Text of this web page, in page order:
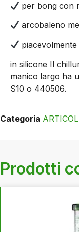
per bong con
arcobaleno
in silicone Il
manico largo ha
S10 o 440506.
Categoria
Prodotti